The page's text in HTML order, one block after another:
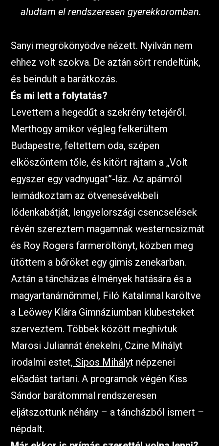
aludtam el rendszeresen gyerekkoromban.
Sanyi megrökönyödve nézett. Nyilván nem
ehhez volt szokva. De aztán sört rendeltünk,
és beindult a barátkozás.
És mi lett a folytatás?
Levettem a hegedűt a szekrény tetejéről.
Merthogy amikor végleg felkerültem
Budapestre, feltettem oda, szépen
elköszöntem tőle, és kitört rajtam a „Volt
egyszer egy vadnyugat”-láz. Az apámról
leimádkoztam az ötvenesévekbeli
lódenkabátját, lengyelországi csencselések
révén szereztem magamnak westerncsizmát
és Roy Rogers farmeröltönyt, közben meg
ütöttem a bőröket egy gimis zenekarban.
Aztán a táncházas élmények hatására és a
magyartanárnőmmel, Filó Katalinnal karöltve
a Leöwey Klára Gimnáziumban klubesteket
szerveztem. Többek között meghívtuk
Marosi Juliannát énekelni, Czine Mihályt
irodalmi estet, Sipos Mihályt népzenei
előadást tartani. A programok végén Kiss
Sándor barátommal rendszeresen
eljátszottunk néhány – a táncházból ismert –
népdalt.